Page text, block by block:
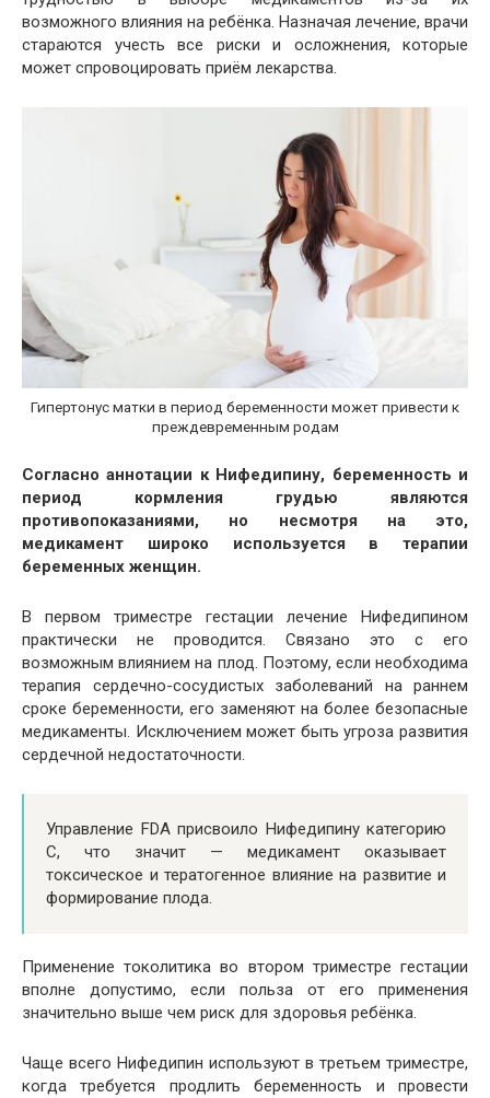
возможного влияния на ребёнка. Назначая лечение, врачи
стараются учесть все риски и осложнения, которые
может спровоцировать приём лекарства.
Гипертонус матки в период беременности может привести к
преждевременным родам
Согласно аннотации к Нифедипину, беременность и
период кормления грудью являются
противопоказаниями, но несмотря на это,
медикамент широко используется в терапии
беременных женщин.
В первом триместре гестации лечение Нифедипином
практически не проводится. Связано это с его
возможным влиянием на плод. Поэтому, если необходима
терапия сердечно-сосудистых заболеваний на раннем
сроке беременности, его заменяют на более безопасные
медикаменты. Исключением может быть угроза развития
сердечной недостаточности.
Управление FDA присвоило Нифедипину категорию
С, что значит — медикамент оказывает
токсическое и тератогенное влияние на развитие и
формирование плода.
Применение токолитика во втором триместре гестации
вполне допустимо, если польза от его применения
значительно выше чем риск для здоровья ребёнка.
Чаще всего Нифедипин используют в третьем триместре,
когда требуется продлить беременность и провести